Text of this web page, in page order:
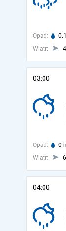
Opad:
Wiatr:
03:00
Opad: 0
Wiatr:
04:00